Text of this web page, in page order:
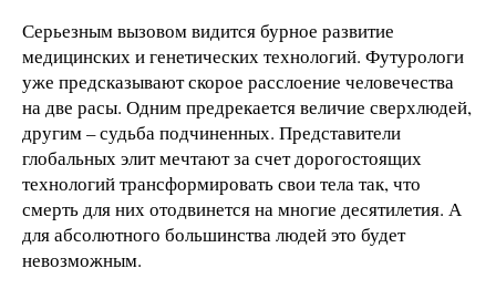
Серьезным вызовом видится бурное развитие
медицинских и генетических технологий. Футурологи
уже предсказывают скорое расслоение человечества
на две расы. Одним предрекается величие сверхлюдей,
другим – судьба подчиненных. Представители
глобальных элит мечтают за счет дорогостоящих
технологий трансформировать свои тела так, что
смерть для них отодвинется на многие десятилетия. А
для абсолютного большинства людей это будет
невозможным.